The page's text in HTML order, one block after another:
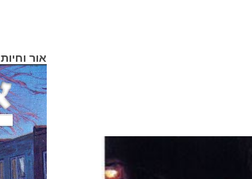
אור וחיות 20 - ניסן תש"פ